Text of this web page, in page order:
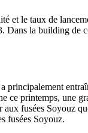
et le taux de
la building
principalement
printemps, une
fusées Soyouz
fusées Soyouz.